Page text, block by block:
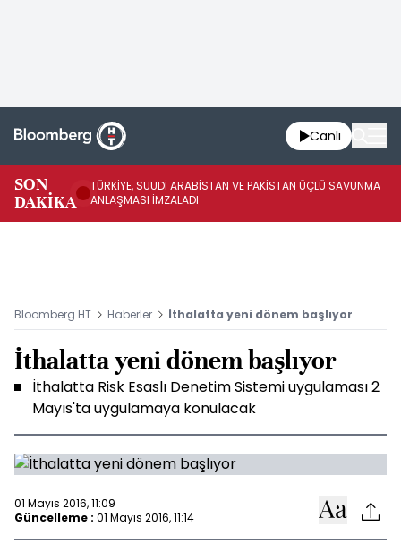
Canlı
SON
DAKİKA
TÜRKİYE, SUUDİ ARABİSTAN VE PAKİSTAN ÜÇLÜ SAVUNMA
ANLAŞMASI İMZALADI
Bloomberg HT Haberler İthalatta yeni dönem başlıyor
İthalatta yeni dönem başlıyor
İthalatta Risk Esaslı Denetim Sistemi uygulaması 2
Mayıs'ta uygulamaya konulacak
01 Mayıs 2016, 11:09
Güncelleme : 01 Mayıs 2016, 11:14